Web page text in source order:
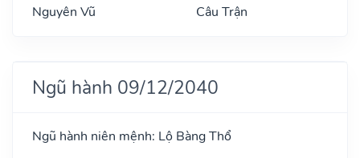
Nguyên Vũ
Câu Trận
Ngũ hành 09/12/2040
Ngũ hành niên mệnh: Lộ Bàng Thổ